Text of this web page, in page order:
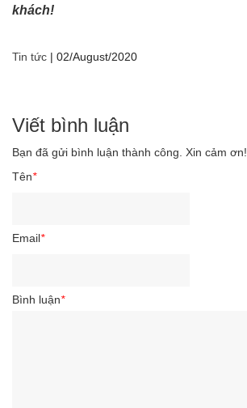
khách!
Tin tức | 02/August/2020
Viết bình luận
Bạn đã gửi bình luận thành công. Xin cảm ơn!
Tên*
Email*
Bình luận*